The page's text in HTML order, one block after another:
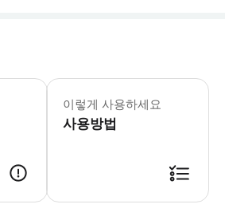
이렇게 사용하세요
사용방법